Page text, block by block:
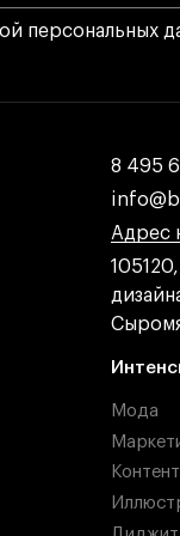
персональных
8 495
8 495
Адрес
Адрес
Адрес
Мода
Контент